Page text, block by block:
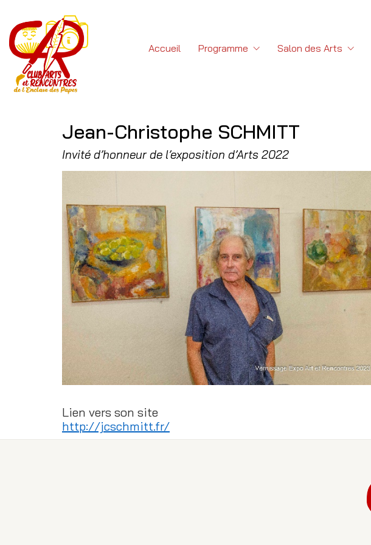
Accueil Programme Salon des Arts
Jean-Christophe SCHMITT
Invité d’honneur de l’exposition d’Arts 2022
Lien vers son site
http://jcschmitt.fr/